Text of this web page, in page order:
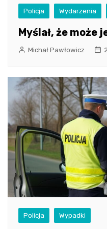
Policja Wydarzenia
Myślał, że może
Michał Pawłowicz
Policja Wypadki